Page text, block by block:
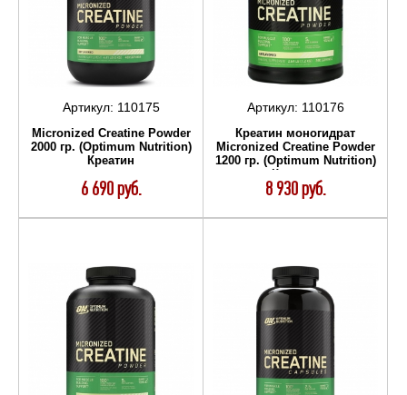
Артикул: 110175
Micronized Creatine Powder
2000 гр. (Optimum Nutrition)
Креатин
6 690 руб.
Артикул: 110176
Креатин моногидрат
Micronized Creatine Powder
1200 гр. (Optimum Nutrition)
Креатин
8 930 руб.